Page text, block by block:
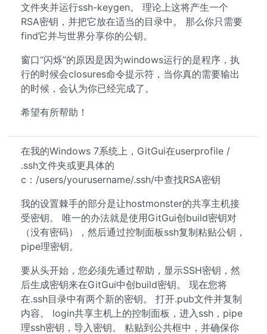
文件夹并运行ssh-keygen。 理论上这将产生一个
RSA密钥，并把它放在适当的目录中。 那么你只需要
find它并与世界分享你的公钥。
窗口“闪烁”的原因是因为windows运行的是程序，执
行的时候会closures命令提示符，当你真的需要输出
的时候，会认为你已经完成了。
希望有所帮助！
在我的Windows 7系统上，GitGui在userprofile /
.ssh文件夹或更具体的
c：/users/yourusername/.ssh/中查找RSA密钥
我的设置棘手的部分是让hostmonster的共享主机接
受密钥。 唯一的办法就是使用GitGui创build密钥对
（没有密码），然后通过控制面板ssh复制粘贴公钥，
pipe理密钥。
要从头开始，您必须先通过帮助，显示SSH密钥，然
后生成密钥来在GitGui中创build密钥。 现在您将
在.ssh目录中有两个新的密钥。 打开.pub文件并复制
内容。 login共享主机上的控制面板，进入ssh，pipe
理ssh密钥，导入密钥。 粘贴到公共框中，并确保你